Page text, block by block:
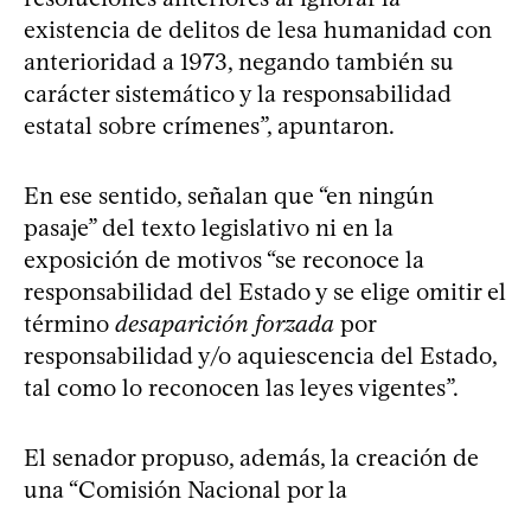
existencia de delitos de lesa humanidad con
anterioridad a 1973, negando también su
carácter sistemático y la responsabilidad
estatal sobre crímenes”, apuntaron.
En ese sentido, señalan que “en ningún
pasaje” del texto legislativo ni en la
exposición de motivos “se reconoce la
responsabilidad del Estado y se elige omitir el
término desaparición forzada por
responsabilidad y/o aquiescencia del Estado,
tal como lo reconocen las leyes vigentes”.
El senador propuso, además, la creación de
una “Comisión Nacional por la